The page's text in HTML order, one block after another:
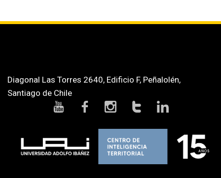
Diagonal Las Torres 2640, Edificio F, Peñalolén,
Santiago de Chile